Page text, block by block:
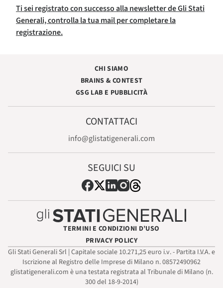
Ti sei registrato con successo alla newsletter de Gli Stati
Generali, controlla la tua mail per completare la
registrazione.
CHI SIAMO
BRAINS & CONTEST
GSG LAB E PUBBLICITÀ
CONTATTACI
info@glistatigenerali.com
SEGUICI SU
TERMINI E CONDIZIONI D’USO
PRIVACY POLICY
Gli Stati Generali Srl | Capitale sociale 10.271,25 euro i.v. - Partita I.V.A. e
Iscrizione al Registro delle Imprese di Milano n. 08572490962
glistatigenerali.com è una testata registrata al Tribunale di Milano (n.
300 del 18-9-2014)